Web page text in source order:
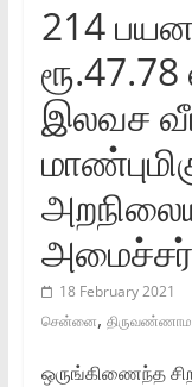
214
இலவச
18 February 2021
சென்னை,
ஒருங்கிணைந்த